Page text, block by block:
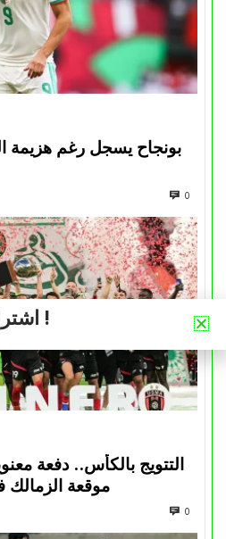
بونجاح يسجل رغم هزيمة
0
التتويج بالكأس.. دفعة
موقعة الزمالك
0
اشترك في نشرتنا الإخبارية !